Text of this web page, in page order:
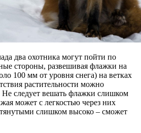
два охотника могут пойти по
стороны, развешивая флажки на
100 мм от уровня снега) на ветках
растительности можно
следует вешать флажки слишком
может с легкостью через них
слишком высоко – сможет